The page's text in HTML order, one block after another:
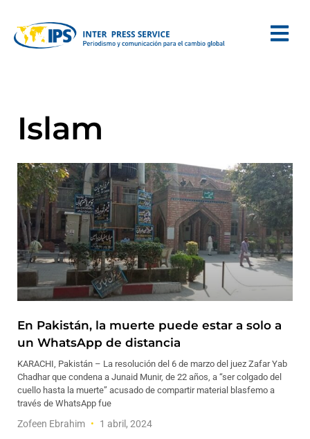
Islam
En Pakistán, la muerte puede estar a solo a
un WhatsApp de distancia
KARACHI, Pakistán – La resolución del 6 de marzo del juez Zafar Yab
Chadhar que condena a Junaid Munir, de 22 años, a “ser colgado del
cuello hasta la muerte” acusado de compartir material blasfemo a
través de WhatsApp fue
Zofeen Ebrahim 1 abril, 2024